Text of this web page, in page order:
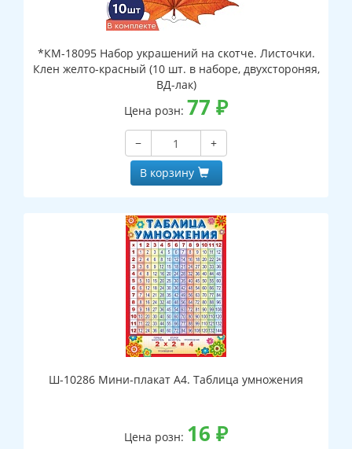
*КМ-18095 Набор украшений на скотче. Листочки.
Клен желто-красный (10 шт. в наборе, двухстороняя,
ВД-лак)
Цена розн: 77 ₽
−
+
В корзину
Ш-10286 Мини-плакат А4. Таблица умножения
Цена розн: 16 ₽